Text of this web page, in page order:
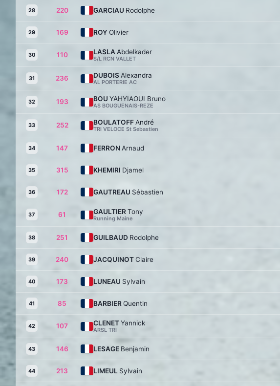
28 220 GARCIAU Rodolphe
29 169 ROY Olivier
30 110 LASLA Abdelkader
S/L RCN VALLET
31 236 DUBOIS Alexandra
AL PORTERIE AC
32 193 BOU YAHYIAOUI Bruno
AS BOUGUENAIS-REZE
33 252 BOULATOFF André
TRI VELOCE St Sebastien
34 147 FERRON Arnaud
35 315 KHEMIRI Djamel
36 172 GAUTREAU Sébastien
37 61 GAULTIER Tony
Running Maine
38 251 GUILBAUD Rodolphe
39 240 JACQUINOTClaire
40 173 LUNEAU Sylvain
41 85 BARBIER Quentin
42 107 CLENETYannick
ARSL TRI
43 146 LESAGE Benjamin
44 213 LIMEUL Sylvain